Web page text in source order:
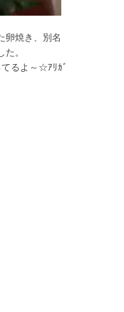
卵焼き、別名
。
るよ～☆ｱﾘｶﾞ